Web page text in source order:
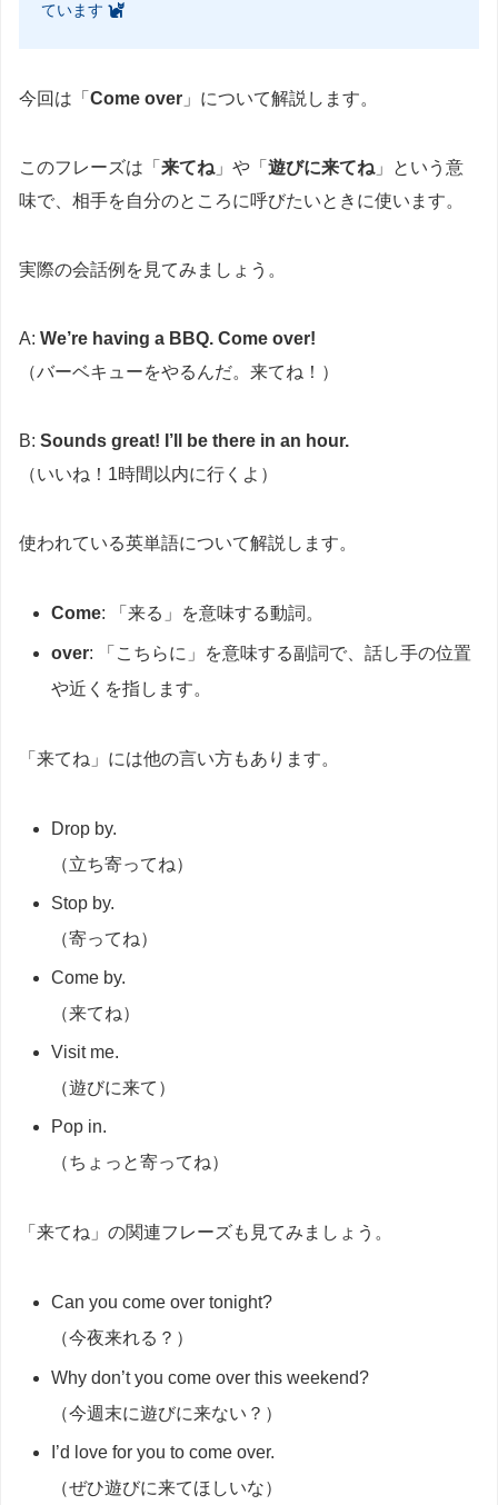
ています
今回は「 Come over 」について解説します。
このフレーズは「 来てね 」や「 遊びに来てね 」という意
味で、相手を自分のところに呼びたいときに使います。
実際の会話例を見てみましょう。
A: We’re having a BBQ. Come over!
（バーベキューをやるんだ。来てね！）
B: Sounds great! I’ll be there in an hour.
（いいね！1時間以内に行くよ）
使われている英単語について解説します。
Come: 「来る」を意味する動詞。
over: 「こちらに」を意味する副詞で、話し手の位置
や近くを指します。
「来てね」には他の言い方もあります。
Drop by.
（立ち寄ってね）
Stop by.
（寄ってね）
Come by.
（来てね）
Visit me.
（遊びに来て）
Pop in.
（ちょっと寄ってね）
「来てね」の関連フレーズも見てみましょう。
Can you come over tonight?
（今夜来れる？）
Why don’t you come over this weekend?
（今週末に遊びに来ない？）
I’d love for you to come over.
（ぜひ遊びに来てほしいな）